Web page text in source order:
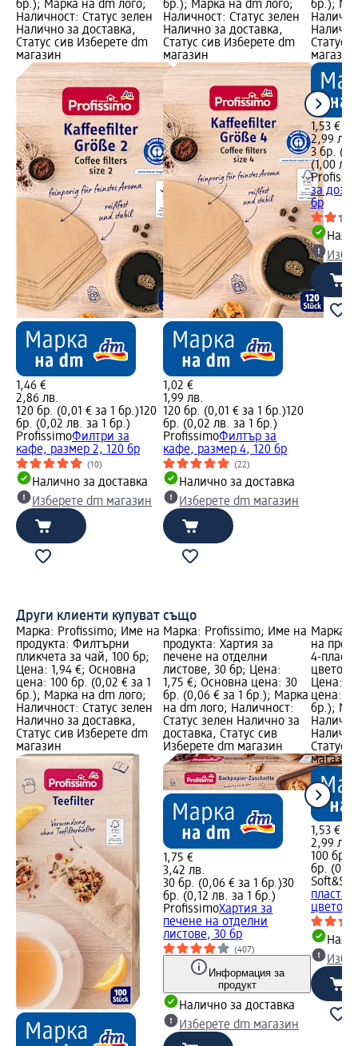
бр.); Марка на dm лого;
Наличност: Статус зелен
Налично за доставка,
Статус сив Изберете dm
магазин
1,46 €
2,86 лв.
120 бр. (0,01 € за 1 бр.)120
бр. (0,02 лв. за 1 бр.)
ProfissimoФилтри за
кафе, размер 2, 120 бр
(10)
Налично за доставка
Изберете dm магазин
бр.); Марка на dm лого;
Наличност: Статус зелен
Налично за доставка,
Статус сив Изберете dm
магазин
1,02 €
1,99 лв.
120 бр. (0,01 € за 1 бр.)120
бр. (0,02 лв. за 1 бр.)
ProfissimoФилтър за
кафе, размер 4, 120 бр
(22)
Налично за доставка
Изберете dm магазин
бр.);
Статус
магазин
1,53 €
2,99 лв.
3 бр.
(1,00 лв.
за
бр
Други клиенти купуват също
Марка: Profissimo; Име на
продукта: Филтърни
пликчета за чай, 100 бр;
Цена: 1,94 €; Основна
цена: 100 бр. (0,02 € за 1
бр.); Марка на dm лого;
Наличност: Статус зелен
Налично за доставка,
Статус сив Изберете dm
магазин
Марка: Profissimo; Име на
продукта: Хартия за
печене на отделни
листове, 30 бр; Цена:
1,75 €; Основна цена: 30
бр. (0,06 € за 1 бр.); Марка
на dm лого; Наличност:
Статус зелен Налично за
доставка, Статус сив
Изберете dm магазин
1,75 €
3,42 лв.
30 бр. (0,06 € за 1 бр.)30
бр. (0,12 лв. за 1 бр.)
ProfissimoХартия за
печене на отделни
листове, 30 бр
(407)
Информация за
продукт
Налично за доставка
Изберете dm магазин
Марка:
на
4-
Цена:
цена:
бр.);
Статус
магазин
1,53 €
2,99 лв.
100 бр.
бр.
пласта,